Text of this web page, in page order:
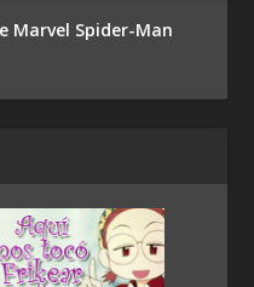
Marvel Spider-Man